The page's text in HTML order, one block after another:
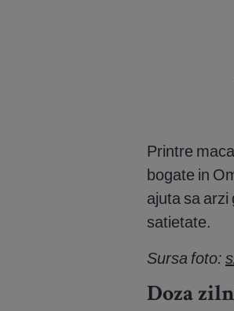
Printre
bogate in
ajuta sa
satietate.
Sursa foto:
Doza